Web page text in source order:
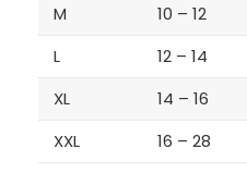
M
10 – 12
L
12 – 14
XL
14 – 16
XXL
16 – 28